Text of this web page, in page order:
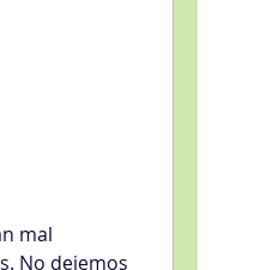
mal
No dejemos